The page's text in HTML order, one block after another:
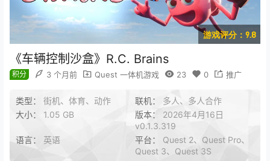
游戏评分：9.8
《车辆控制沙盒》R.C. Brains
积分 3 个月前 Quest 一体机游戏 23 0 推广
类型： 街机、体育、动作 联机： 多人、多人合作
大小： 1.05 GB 版本： 2026年4月16日
v0.1.3.319
语言： 英语 平台： Quest 2、Quest Pro、
Quest 3、Quest 3S